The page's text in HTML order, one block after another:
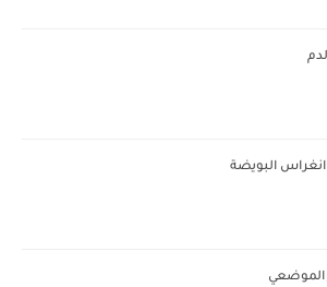
البويضة
الموضعي